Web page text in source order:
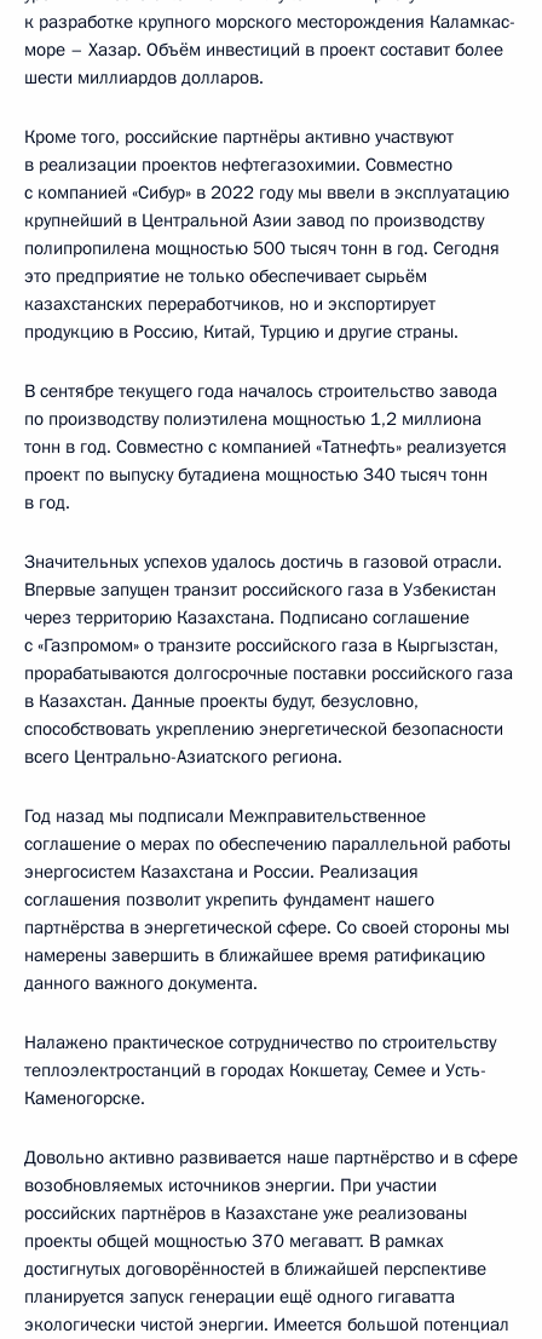
к разработке крупного морского месторождения Каламкас-
море – Хазар. Объём инвестиций в проект составит более
шести миллиардов долларов.
Кроме того, российские партнёры активно участвуют
в реализации проектов нефтегазохимии. Совместно
с компанией «Сибур» в 2022 году мы ввели в эксплуатацию
крупнейший в Центральной Азии завод по производству
полипропилена мощностью 500 тысяч тонн в год. Сегодня
это предприятие не только обеспечивает сырьём
казахстанских переработчиков, но и экспортирует
продукцию в Россию, Китай, Турцию и другие страны.
В сентябре текущего года началось строительство завода
по производству полиэтилена мощностью 1,2 миллиона
тонн в год. Совместно с компанией «Татнефть» реализуется
проект по выпуску бутадиена мощностью 340 тысяч тонн
в год.
Значительных успехов удалось достичь в газовой отрасли.
Впервые запущен транзит российского газа в Узбекистан
через территорию Казахстана. Подписано соглашение
с «Газпромом» о транзите российского газа в Кыргызстан,
прорабатываются долгосрочные поставки российского газа
в Казахстан. Данные проекты будут, безусловно,
способствовать укреплению энергетической безопасности
всего Центрально-Азиатского региона.
Год назад мы подписали Межправительственное
соглашение о мерах по обеспечению параллельной работы
энергосистем Казахстана и России. Реализация
соглашения позволит укрепить фундамент нашего
партнёрства в энергетической сфере. Со своей стороны мы
намерены завершить в ближайшее время ратификацию
данного важного документа.
Налажено практическое сотрудничество по строительству
теплоэлектростанций в городах Кокшетау, Семее и Усть-
Каменогорске.
Довольно активно развивается наше партнёрство и в сфере
возобновляемых источников энергии. При участии
российских партнёров в Казахстане уже реализованы
проекты общей мощностью 370 мегаватт. В рамках
достигнутых договорённостей в ближайшей перспективе
планируется запуск генерации ещё одного гигаватта
экологически чистой энергии. Имеется большой потенциал